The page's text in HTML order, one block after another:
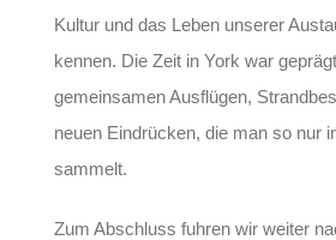
Kultur und das Leben unserer
kennen. Die Zeit in York war
gemeinsamen Ausflügen,
neuen Eindrücken, die man so nur
sammelt.
Zum Abschluss fuhren wir weiter